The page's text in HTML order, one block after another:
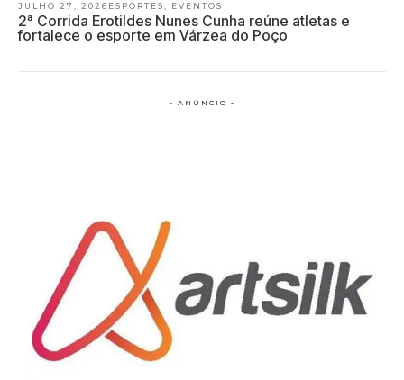
JULHO 27, 2026 ESPORTES EVENTOS
2ª Corrida Erotildes Nunes Cunha reúne atletas e
fortalece o esporte em Várzea do Poço
- ANÚNCIO -